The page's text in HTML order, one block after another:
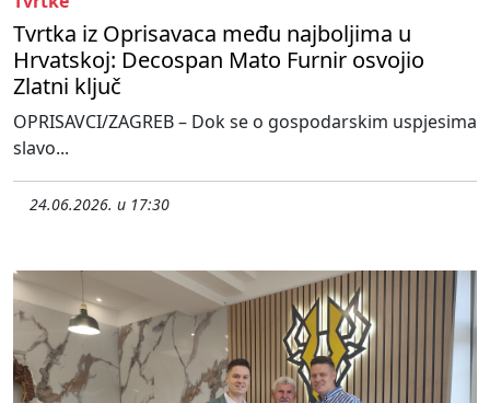
Tvrtka iz Oprisavaca među najboljima u
Hrvatskoj: Decospan Mato Furnir osvojio
Zlatni ključ
OPRISAVCI/ZAGREB – Dok se o gospodarskim uspjesima
slavo...
24.06.2026. u 17:30